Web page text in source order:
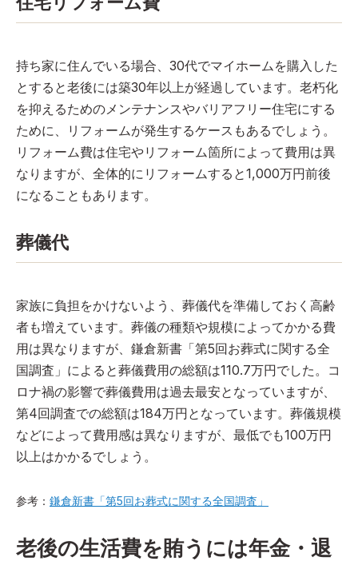
持ち家に住んでいる場合、30代でマイホームを購入した
とすると老後には築30年以上が経過しています。老朽化
を抑えるためのメンテナンスやバリアフリー住宅にする
ために、リフォームが発生するケースもあるでしょう。
リフォーム費は住宅やリフォーム箇所によって費用は異
なりますが、全体的にリフォームすると1,000万円前後
になることもあります。
葬儀代
家族に負担をかけないよう、葬儀代を準備しておく高齢
者も増えています。葬儀の種類や規模によってかかる費
用は異なりますが、鎌倉新書「第5回お葬式に関する全
国調査」によると葬儀費用の総額は110.7万円でした。コ
ロナ禍の影響で葬儀費用は過去最安となっていますが、
第4回調査での総額は184万円となっています。葬儀規模
などによって費用感は異なりますが、最低でも100万円
以上はかかるでしょう。
参考： 鎌倉新書「第5回お葬式に関する全国調査」
老後の生活費を賄うには年金・退